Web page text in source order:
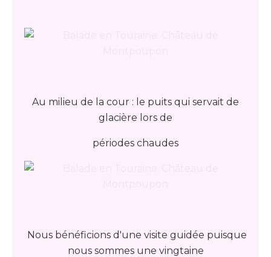
Au milieu de la cour : le puits qui servait de
glacière lors de
périodes chaudes
Nous bénéficions d'une visite guidée puisque
nous sommes une vingtaine